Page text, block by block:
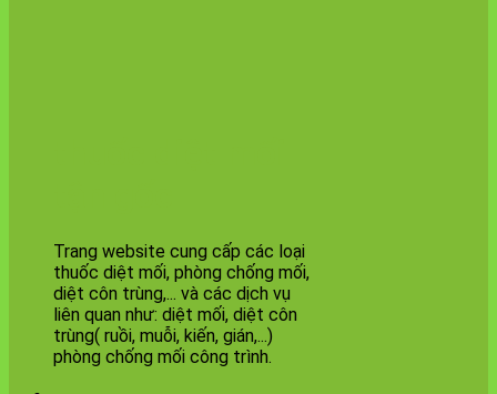
Trang website cung cấp các loại
thuốc diệt mối, phòng chống mối,
diệt côn trùng,... và các dịch vụ
liên quan như: diệt mối, diệt côn
trùng( ruồi, muỗi, kiến, gián,...)
phòng chống mối công trình.